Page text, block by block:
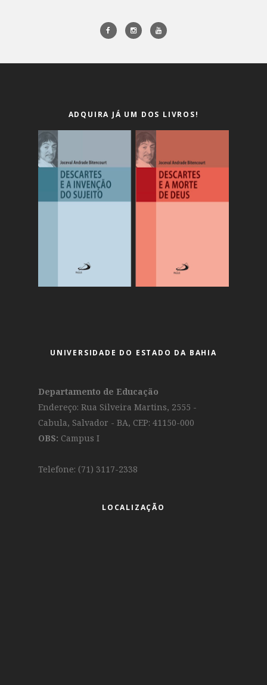
ADQUIRA JÁ UM DOS LIVROS!
UNIVERSIDADE DO ESTADO DA BAHIA
Departamento de Educação
Endereço: Rua Silveira Martins, 2555 -
Cabula, Salvador - BA, CEP: 41150-000
OBS: Campus I
Telefone: (71) 3117-2338
LOCALIZAÇÃO